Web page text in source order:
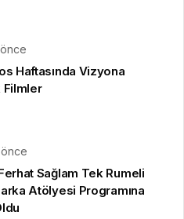
Haftasında Vizyona
Filmler
Sağlam Tek Rumeli
Atölyesi Programına